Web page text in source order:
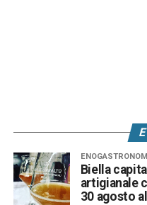
Biella
artigianale
30 agosto